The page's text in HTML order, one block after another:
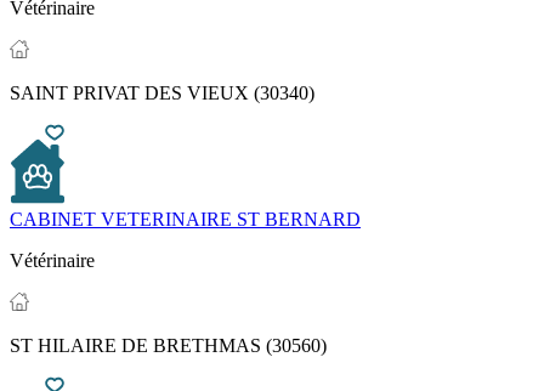
Vétérinaire
SAINT PRIVAT DES VIEUX (30340)
CABINET VETERINAIRE ST BERNARD
Vétérinaire
ST HILAIRE DE BRETHMAS (30560)